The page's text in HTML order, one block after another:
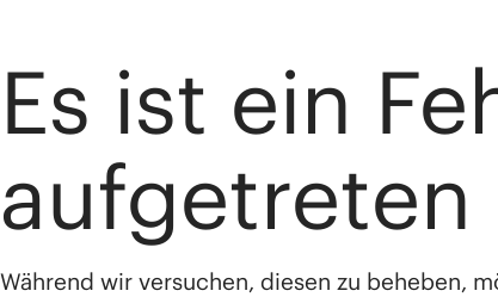
Es ist ein
aufgetreten
Während wir versuchen, diesen zu beheben,